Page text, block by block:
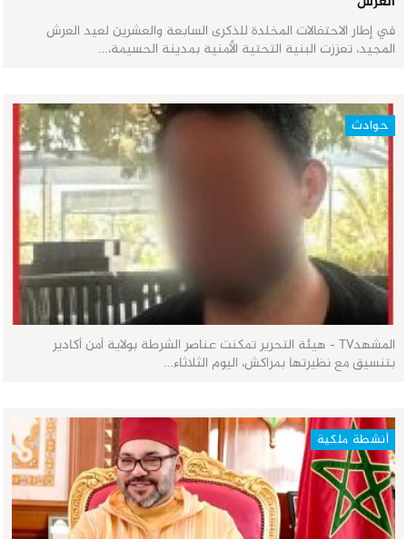
في إطار الاحتفالات المخلدة للذكرى السابعة والعشرين لعيد العرش
المجيد، تعززت البنية التحتية الأمنية بمدينة الحسيمة،…
حوادث
المشهدTV - هيئة التحرير تمكنت عناصر الشرطة بولاية أمن أكادير
بتنسيق مع نظيرتها بمراكش، اليوم الثلاثاء…
أنشطة ملكية